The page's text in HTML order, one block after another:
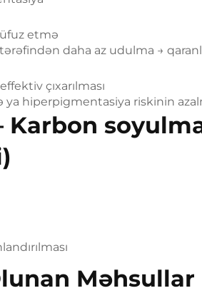
etmə
daha az udulma →
çıxarılması
ya hiperpigmentasiya riskinin
Karbon
Məhsullar